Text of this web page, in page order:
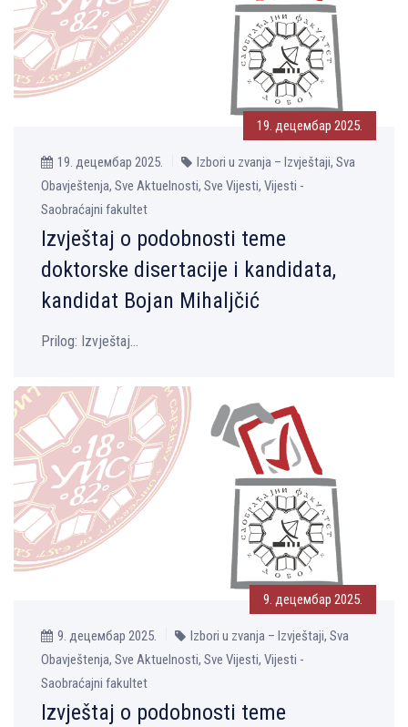
19. децембар 2025.
19. децембар 2025.
Izbori u zvanja – Izvještaji, Sva
Obavještenja, Sve Aktuelnosti, Sve Vijesti, Vijesti -
Saobraćajni fakultet
Izvještaj o podobnosti teme
doktorske disertacije i kandidata,
kandidat Bojan Mihalјčić
Prilog: Izvještaj...
9. децембар 2025.
9. децембар 2025.
Izbori u zvanja – Izvještaji, Sva
Obavještenja, Sve Aktuelnosti, Sve Vijesti, Vijesti -
Saobraćajni fakultet
Izvještaj o podobnosti teme